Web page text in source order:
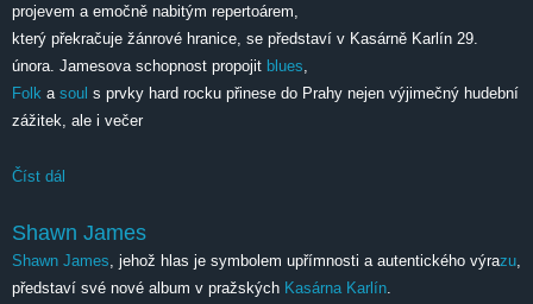
projevem a emočně nabitým repertoárem,
který překračuje žánrové hranice, se představí v Kasárně Karlín 29.
února. Jamesova schopnost propojit blues
Folk a soul s prvky hard rocku přinese do Prahy nejen výjimečný hudební
zážitek, ale i večer
Číst dál
Shawn James
Shawn James , jehož hlas je symbolem upřímnosti a autentického výrazu
představí své nové album v pražských Kasárna Karlín